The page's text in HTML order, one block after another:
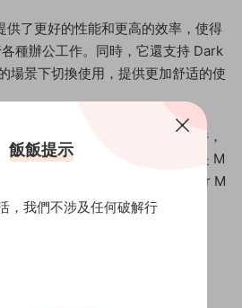
了更好的性能和更高的效率，使得
種辦公工作。同時，它還支持 Dark
場景下切換使用，提供更加舒适的使
Mac 是一款非常出色的辦公軟件，
功能和便捷的使用體驗。如果你是 M
種辦公工作，那麽 Office 2019 for M
工具。
飯飯提示
，我們不涉及任何破解行